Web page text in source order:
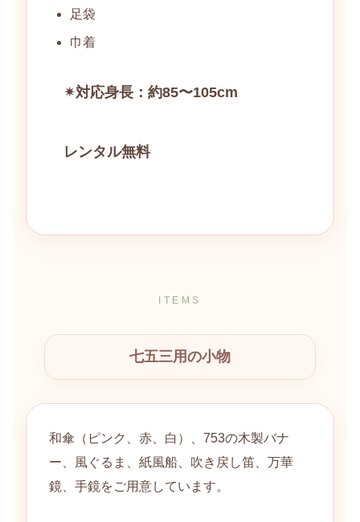
足袋
巾着
✴︎対応身長：約85〜105cm
レンタル無料
ITEMS
七五三用の小物
和傘（ピンク、赤、白）、753の木製バナ
ー、風ぐるま、紙風船、吹き戻し笛、万華
鏡、手鏡をご用意しています。